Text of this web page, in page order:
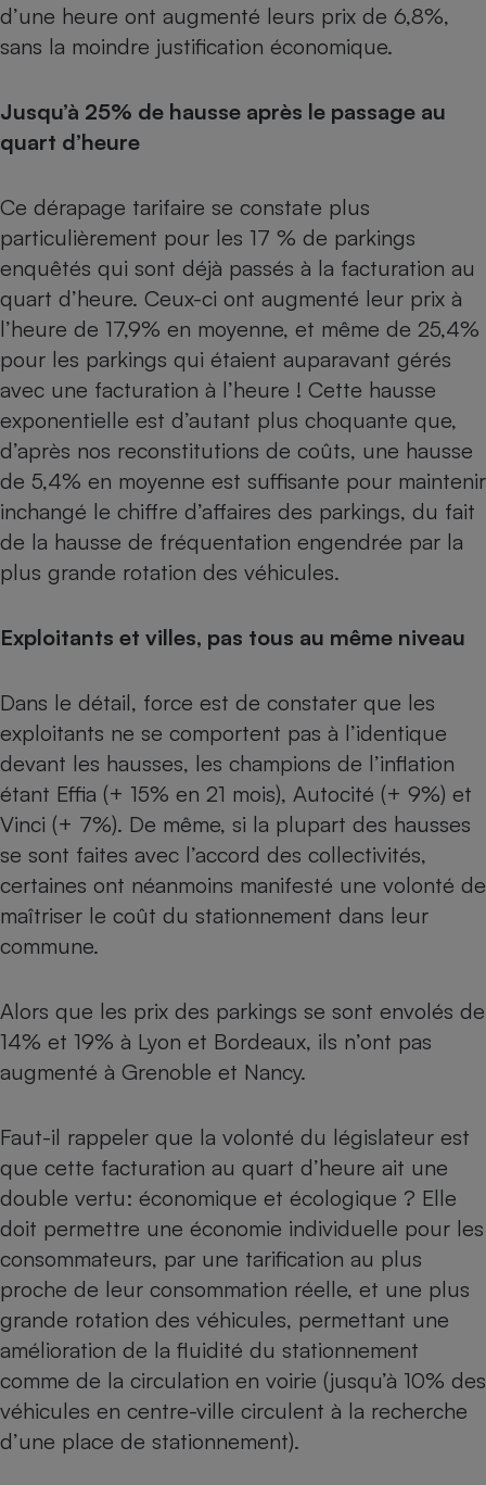
d’une heure ont augmenté leurs prix de 6,8%,
sans la moindre justification économique.
Jusqu’à 25% de hausse après le passage au
quart d’heure
Ce dérapage tarifaire se constate plus
particulièrement pour les 17 % de parkings
enquêtés qui sont déjà passés à la facturation au
quart d’heure. Ceux-ci ont augmenté leur prix à
l’heure de 17,9% en moyenne, et même de 25,4%
pour les parkings qui étaient auparavant gérés
avec une facturation à l’heure ! Cette hausse
exponentielle est d’autant plus choquante que,
d’après nos reconstitutions de coûts, une hausse
de 5,4% en moyenne est suffisante pour maintenir
inchangé le chiffre d’affaires des parkings, du fait
de la hausse de fréquentation engendrée par la
plus grande rotation des véhicules.
Exploitants et villes, pas tous au même niveau
Dans le détail, force est de constater que les
exploitants ne se comportent pas à l’identique
devant les hausses, les champions de l’inflation
étant Effia (+ 15% en 21 mois), Autocité (+ 9%) et
Vinci (+ 7%). De même, si la plupart des hausses
se sont faites avec l’accord des collectivités,
certaines ont néanmoins manifesté une volonté de
maîtriser le coût du stationnement dans leur
commune.
Alors que les prix des parkings se sont envolés de
14% et 19% à Lyon et Bordeaux, ils n’ont pas
augmenté à Grenoble et Nancy.
Faut-il rappeler que la volonté du législateur est
que cette facturation au quart d’heure ait une
double vertu: économique et écologique ? Elle
doit permettre une économie individuelle pour les
consommateurs, par une tarification au plus
proche de leur consommation réelle, et une plus
grande rotation des véhicules, permettant une
amélioration de la fluidité du stationnement
comme de la circulation en voirie (jusqu’à 10% des
véhicules en centre-ville circulent à la recherche
d’une place de stationnement).
Climatiseur -
Ventilateur
Cafetière à expressos
Robot ménager
Téléphone mobile -
Smartphone
Antivirus
Ventilateur